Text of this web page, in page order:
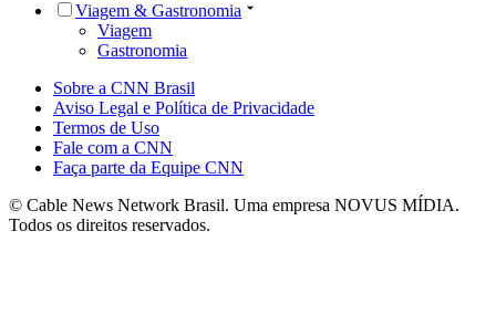
Viagem & Gastronomia
Viagem
Gastronomia
Sobre a CNN Brasil
Aviso Legal e Política de Privacidade
Termos de Uso
Fale com a CNN
Faça parte da Equipe CNN
© Cable News Network Brasil. Uma empresa NOVUS MÍDIA.
Todos os direitos reservados.